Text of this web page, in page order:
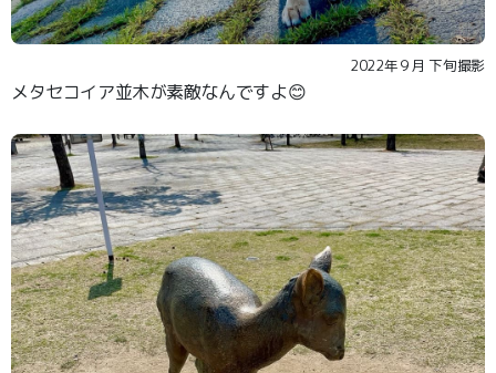
2022年９月 下旬撮影
メタセコイア並木が素敵なんですよ😊